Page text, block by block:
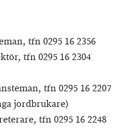
tfn 0295 16 2356
tfn 0295 16 2304
tfn 0295 16 2207
jordbrukare)
tfn 0295 16 2248